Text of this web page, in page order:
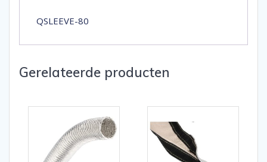
QSLEEVE-80
Gerelateerde producten